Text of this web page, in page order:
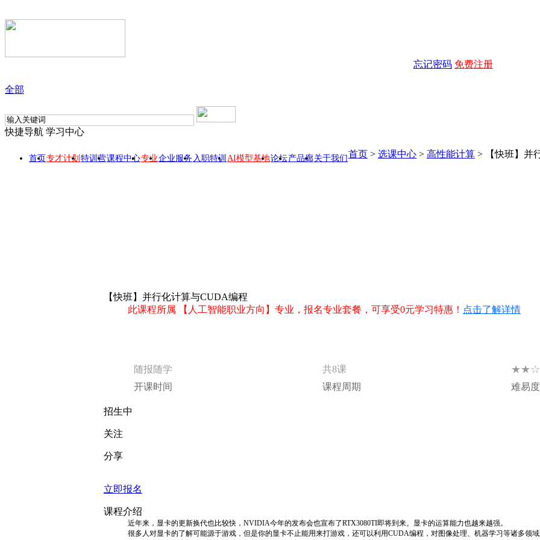
忘记密码 免费注册
全部
快捷导航 学习中心
首页专才计划 特训营课程中心专业企业服务 入职特训 AI模型基地论坛产品廊关于我们首页 > 选课中心 > 高性能计算 > 【快班】并
招生中
立即报名
课程介绍
很多人对显卡的了解可能源于游戏，但是你的显卡不止能用来打游戏，还可以利用CUDA编程，对图像处理、机器学习等诸多领域
课程大纲
从零开始，手把手的环境搭建教程：CUDA硬件环境，软件环境介绍，CUDA在WINDOWS和
CPU数据传输简单示例
第2课